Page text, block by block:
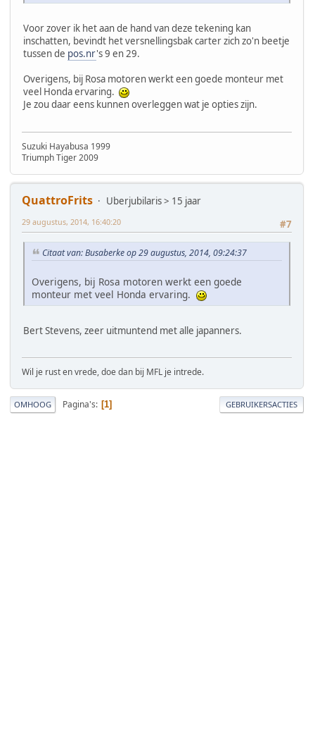
Voor zover ik het aan de hand van deze tekening kan
inschatten, bevindt het versnellingsbak carter zich zo'n beetje
tussen de pos.nr's 9 en 29.
Overigens, bij Rosa motoren werkt een goede monteur met
veel Honda ervaring.
Je zou daar eens kunnen overleggen wat je opties zijn.
Suzuki Hayabusa 1999
Triumph Tiger 2009
QuattroFrits
Uberjubilaris > 15 jaar
#7
29 augustus, 2014, 16:40:20
Citaat van: Busaberke op 29 augustus, 2014, 09:24:37
Overigens, bij Rosa motoren werkt een goede
monteur met veel Honda ervaring.
Bert Stevens, zeer uitmuntend met alle japanners.
Wil je rust en vrede, doe dan bij MFL je intrede.
OMHOOG Pagina's 1 GEBRUIKERSACTIES